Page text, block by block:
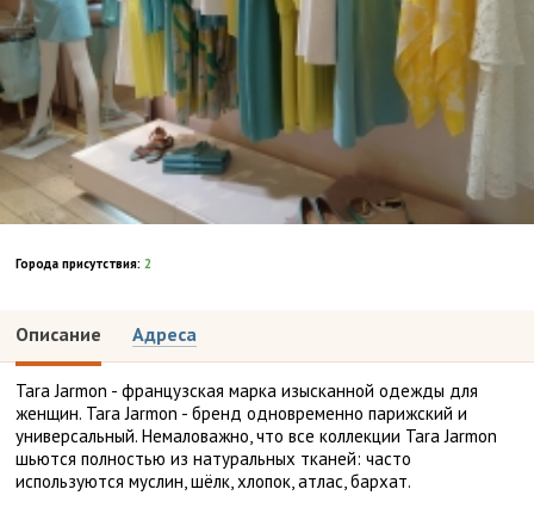
Города присутствия: 2
Описание Адреса
Tara Jarmon - французская марка изысканной одежды для
женщин. Tara Jarmon - бренд одновременно парижский и
универсальный. Немаловажно, что все коллекции Tara Jarmon
шьются полностью из натуральных тканей: часто
используются муслин, шёлк, хлопок, атлас, бархат.